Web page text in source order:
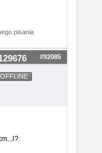
pisania
#92085
OFFLINE